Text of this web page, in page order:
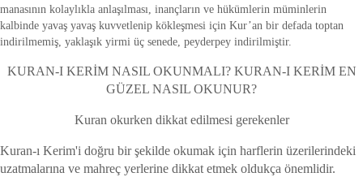
manasının kolaylıkla anlaşılması, inançların ve hükümlerin müminlerin
kalbinde yavaş yavaş kuvvetlenip kökleşmesi için Kur’an bir defada toptan
indirilmemiş, yaklaşık yirmi üç senede, peyderpey indirilmiştir.
KURAN-I KERİM NASIL OKUNMALI? KURAN-I KERİM EN
GÜZEL NASIL OKUNUR?
Kuran okurken dikkat edilmesi gerekenler
Kuran-ı Kerim'i doğru bir şekilde okumak için harflerin üzerilerindeki
uzatmalarına ve mahreç yerlerine dikkat etmek oldukça önemlidir.